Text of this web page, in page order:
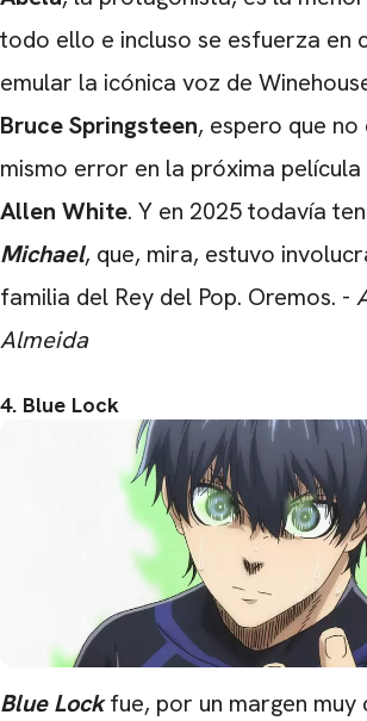
todo ello e incluso se esfuerza en
emular la icónica voz de
Bruce Springsteen, espero que
mismo error en la próxima película
Allen White. Y en 2025 todavía
Michael, que, mira, estuvo
familia del Rey del Pop. Oremos. -
Almeida
4. Blue Lock
Blue Lockfue, por un margen muy